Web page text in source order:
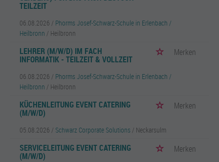
TEILZEIT
06.08.2026 / Phorms Josef-Schwarz-Schule in Erlenbach /
Heilbronn / Heilbronn
LEHRER (M/W/D) IM FACH
INFORMATIK - TEILZEIT & VOLLZEIT
Merken
06.08.2026 / Phorms Josef-Schwarz-Schule in Erlenbach /
Heilbronn / Heilbronn
KÜCHENLEITUNG EVENT CATERING
(M/W/D)
Merken
05.08.2026 / Schwarz Corporate Solutions / Neckarsulm
SERVICELEITUNG EVENT CATERING
(M/W/D)
Merken